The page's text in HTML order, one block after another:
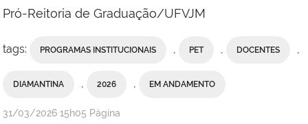
Pró-Reitoria de Graduação/UFVJM
tags: PROGRAMAS INSTITUCIONAIS , PET , DOCENTES ,
DIAMANTINA , 2026 , EM ANDAMENTO
publicado
31/03/2026 15h05 Página